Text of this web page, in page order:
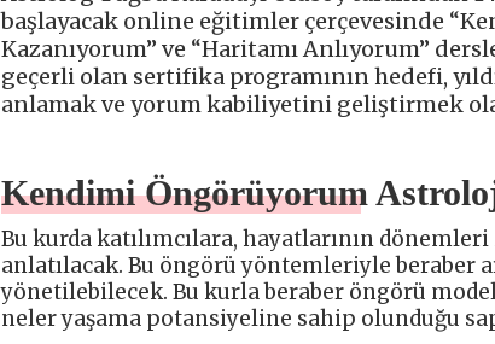
başlayacak online eğitimler çerçevesinde
Kazanıyorum” ve “Haritamı Anlıyorum”
geçerli olan sertifika programının hedefi,
anlamak ve yorum kabiliyetini geliştirmek
Kendimi Öngörüyorum
Bu kurda katılımcılara, hayatlarının
anlatılacak. Bu öngörü yöntemleriyle beraber
yönetilebilecek. Bu kurla beraber öngörü
neler yaşama potansiyeline sahip olunduğu